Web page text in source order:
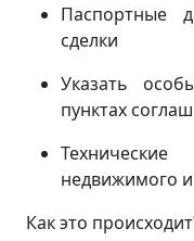
Паспортные
сделки
Указать
пунктах
недвижимого
Как это